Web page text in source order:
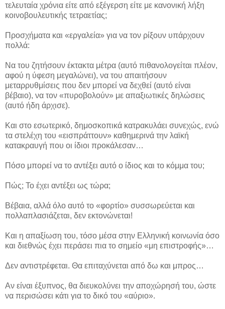
τελευταία χρόνια είτε από εξέγερση είτε με κανονική λήξη
κοινοβουλευτικής τετραετίας;
Προσχήματα και «εργαλεία» για να τον ρίξουν υπάρχουν
πολλά:
Να του ζητήσουν έκτακτα μέτρα (αυτό πιθανολογείται πλέον,
αφού η ύφεση μεγαλώνει), να του απαιτήσουν
μεταρρυθμίσεις που δεν μπορεί να δεχθεί (αυτό είναι
βέβαιο), να τον «πυροβολούν» με απαξιωτικές δηλώσεις
(αυτό ήδη άρχισε).
Και στο εσωτερικό, δημοσκοπικά κατρακυλάει συνεχώς, ενώ
τα στελέχη του «εισπράττουν» καθημερινά την λαϊκή
κατακραυγή που οι ίδιοι προκάλεσαν…
Πόσο μπορεί να το αντέξει αυτό ο ίδιος και το κόμμα του;
Πώς; Το έχει αντέξει ως τώρα;
Βέβαια, αλλά όλο αυτό το «φορτίο» συσσωρεύεται και
πολλαπλασιάζεται, δεν εκτονώνεται!
Και η απαξίωση του, τόσο μέσα στην Ελληνική κοινωνία όσο
και διεθνώς έχει περάσει πια το σημείο «μη επιστροφής»…
Δεν αντιστρέφεται. Θα επιταχύνεται από δω και μπρος…
Αν είναι έξυπνος, θα διευκολύνει την αποχώρησή του, ώστε
να περισώσει κάτι για το δικό του «αύριο».